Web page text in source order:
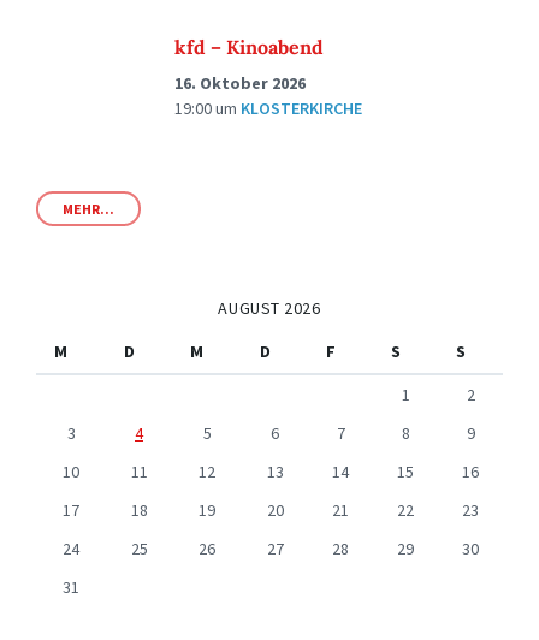
kfd – Kinoabend
16. Oktober 2026
19:00um KLOSTERKIRCHE
MEHR...
AUGUST 2026
M
D M D F S
S
1
2
3
4 5 6 7 8
9
10
11 12 13 14 15
16
17
18 19 20 21 22
23
24
25 26 27 28 29
30
31